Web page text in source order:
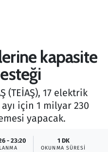
kapasite
(TEİAŞ), 17 elektrik
için 1 milyar 230
yapacak.
- 23:20 1 DK
OKUNMA SÜRESI